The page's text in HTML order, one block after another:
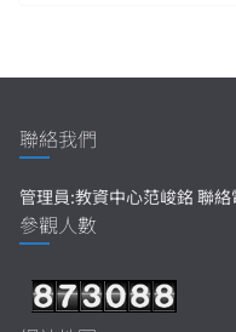
聯絡我們
管理員:教資中心范峻銘 聯
參觀人數